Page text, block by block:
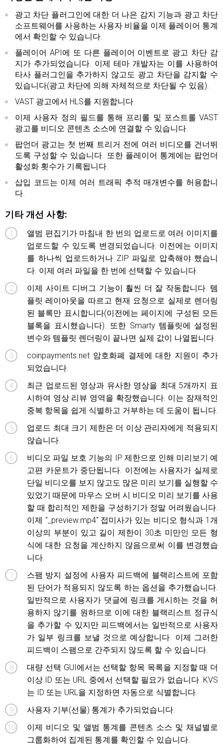
광고 차단 플러그인에 대한 더 나은 감지 기능과 광고 차단
소프트웨어를 사용하는 사용자 비율을 이제 플레이어 통계
에서 확인할 수 있습니다.
플레이어 API에 또 다른 플레이어 이벤트로 광고 차단 감
지가 추가되었습니다. 이제 테마 개발자는 이를 사용하여
타사 플러그인을 추가하지 않고도 광고 차단을 감지할 수
있습니다(광고 차단에 의해 자체적으로 차단될 수 있음).
VAST 광고에서 HLS를 지원합니다.
이제 사용자 정의 필드를 통해 프리롤 및 포스트롤 VAST
광고를 비디오 콘텐츠 소스에 연결할 수 있습니다.
팝언더 광고는 첫 번째 트리거 전에 여러 비디오를 건너뛰
도록 구성할 수 있습니다. 또한 플레이어 통계에는 팝언더
활성화 횟수가 기록됩니다.
삽입 코드는 이제 여러 트래픽 추적 매개변수를 허용합니
다.
기타 개선 사항:
앨범 편집기가 마침내 한 번의 업로드로 여러 이미지를
업로드할 수 있도록 변경되었습니다. 이전에는 이미지
를 하나씩 업로드하거나 ZIP 파일로 압축해야 했습니
다. 이제 여러 파일을 한 번에 선택할 수 있습니다.
이제 사이트 디버그 기능이 훨씬 더 잘 작동합니다. 템
플릿 레이아웃을 따르고 현재 요청으로 실제로 렌더링
된 블록만 표시합니다(이전에는 페이지에 구성된 모든
블록을 표시했습니다). 또한 Smarty 템플릿에 설정된
변수와 템플릿 렌더링이 끝나면 실제 값이 나열됩니다.
coinpayments.net 암호화폐 결제에 대한 지원이 추가
되었습니다.
최근 업로드된 영상과 유사한 영상을 최대 5개까지 표
시하여 영상 리뷰 영역을 확장했습니다. 이는 잠재적인
중복 항목을 쉽게 식별하고 거부하는 데 도움이 됩니다.
업로드 최대 크기 제한은 더 이상 관리자에게 적용되지
않습니다.
비디오 파일 보호 기능의 IP 제한으로 인해 미리보기 예
고편 카운트가 중단됩니다. 이전에는 사용자가 실제로
단일 비디오를 보지 않고도 많은 미리 보기를 실행할 수
있었기 때문에 마우스 오버 시 비디오 미리 보기를 사용
할 때 합리적인 제한을 구성하기가 정말 어려웠습니다.
이제 "_preview.mp4" 접미사가 있는 비디오 형식과 1개
이상의 부분이 있고 길이 제한이 30초 미만인 모든 형
식에 대한 요청을 계산하지 않음으로써 이를 변경했습
니다.
스팸 방지 설정에 사용자 피드백에 블랙리스트에 포함
된 단어가 적용되지 않도록 하는 옵션을 추가했습니다.
일반적으로 사용자가 댓글에 링크를 게시하는 것을 허
용하지 않기를 원하므로 이에 대한 블랙리스트 정규식
을 추가할 수 있지만 피드백에서는 일반적으로 사용자
가 일부 링크를 보낼 것으로 예상합니다. 이제 그러한
피드백이 스팸으로 간주되지 않도록 할 수 있습니다.
대량 선택 GUI에서는 선택할 항목 목록을 지정할 때 더
이상 ID 또는 URL 중에서 선택할 필요가 없습니다. KVS
는 ID 또는 URL을 지정하면 자동으로 식별합니다.
사용자 기부(선물) 통계가 추가되었습니다.
이제 비디오 및 앨범 통계를 콘텐츠 소스 및 채널별로
그룹화하여 집계된 통계를 확인할 수 있습니다.